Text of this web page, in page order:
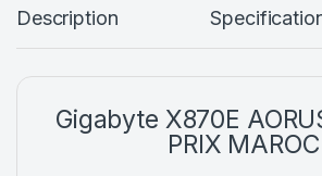
Description
Gigabyte X870E
PRIX MAROC